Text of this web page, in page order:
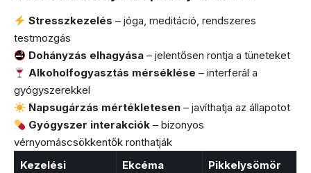
Stresszkezelés – jóga, meditáció, rendszeres
testmozgás
Dohányzás elhagyása – jelentősen rontja a tüneteket
Alkoholfogyasztás mérséklése – interferál a
gyógyszerekkel
Napsugárzás mértékletesen – javíthatja az állapotot
Gyógyszer interakciók – bizonyos
vérnyomáscsökkentők ronthatják
Kezelési
Ekcéma Pikkelysömör